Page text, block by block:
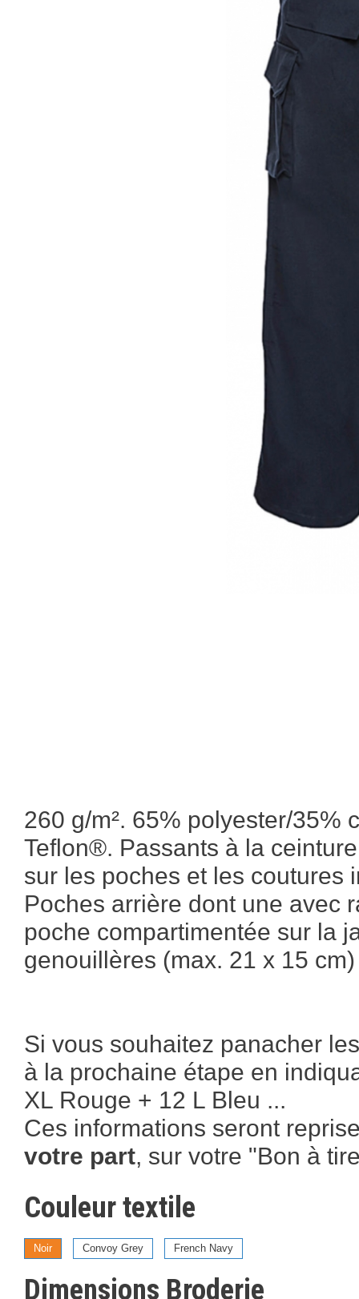
260 g/m². 65% polyester/35%
Teflon®. Passants à la
sur les poches et les coutures
Poches arrière dont une avec
poche compartimentée sur la
genouillères (max. 21 x 15 cm)
Si vous souhaitez panacher
à la prochaine étape en
XL Rouge + 12 L Bleu ...
Ces informations seront
votre part, sur votre "Bon à
Couleur textile
Noir Convoy Grey French Navy
Dimensions Broderie